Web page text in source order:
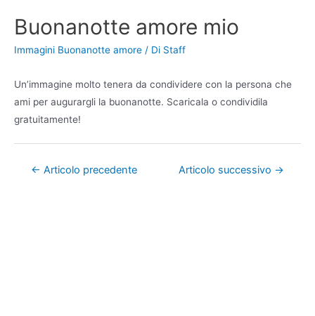
Buonanotte amore mio
Immagini Buonanotte amore / Di Staff
Un’immagine molto tenera da condividere con la persona che
ami per augurargli la buonanotte. Scaricala o condividila
gratuitamente!
Navigazione
← Articolo precedente Articolo successivo →